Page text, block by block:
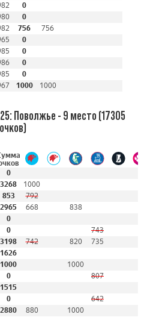
0
0
756
756
0
0
0
0
1000 1000
Поволжье - 9 место (17305
очков)
0
3268
1000
853
792
2965 668
838
0
0
743
3198 742 820
735
1626
1000
1000
0
807
1515
0
642
2880 880 1000